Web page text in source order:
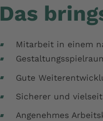
Das
Mitarbeit in einem
Gute
Sicherer und
Angenehmes